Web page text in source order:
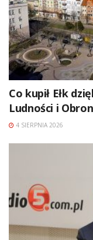
Co kupił Ełk
Ludności i
4 SIERPNIA 2026